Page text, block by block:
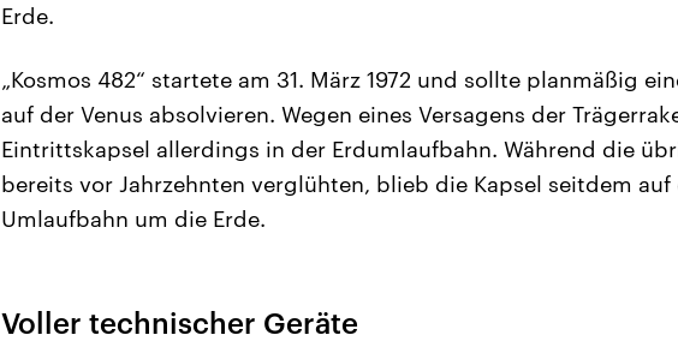
Erde.
„Kosmos 482“ startete am 31. März 1972 und sollte planmäßig
auf der Venus absolvieren. Wegen eines Versagens der
Eintrittskapsel allerdings in der Erdumlaufbahn. Während die
bereits vor Jahrzehnten verglühten, blieb die Kapsel seitdem auf
Umlaufbahn um die Erde.
Voller technischer Geräte